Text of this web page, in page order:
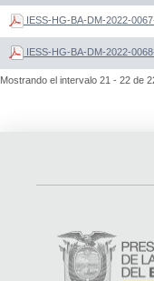
IESS-HG-BA-DM-2022-
IESS-HG-BA-DM-2022-
Mostrando el intervalo 21 - 22 de